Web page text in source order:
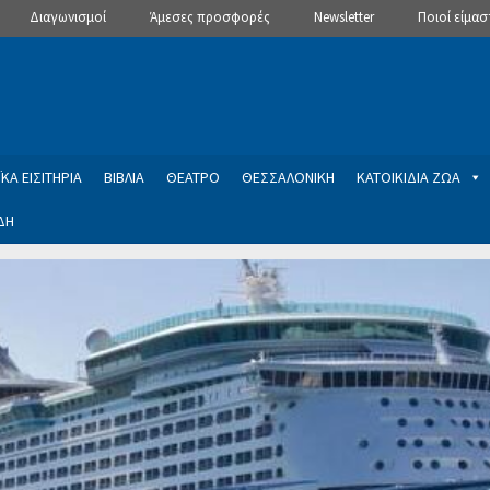
Διαγωνισμοί Άμεσες προσφορές Newsletter Ποιοί
ΕΙΣΙΤΗΡΙΑ ΒΙΒΛΙΑ ΘΕΑΤΡΟ ΘΕΣΣΑΛΟΝΙΚΗ ΚΑΤΟΙΚΙΔΙΑ ΖΩΑ
Newsletter
εγγραφής στο Newsletter του Dealistas.grΕπικοινωνία